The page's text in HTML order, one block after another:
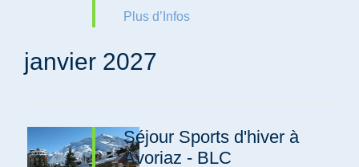
Plus d’Infos
janvier 2027
Séjour Sports d'hiver à
Avoriaz - BLC